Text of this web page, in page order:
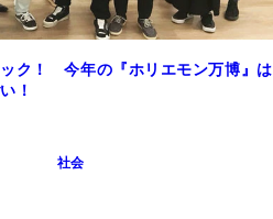
ク！ 今年の『ホリエモン万博』は
い！
社会